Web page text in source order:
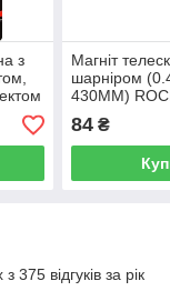
з
Магніт
шарніром
430ММ)
617H
84₴
375 відгуків за рік